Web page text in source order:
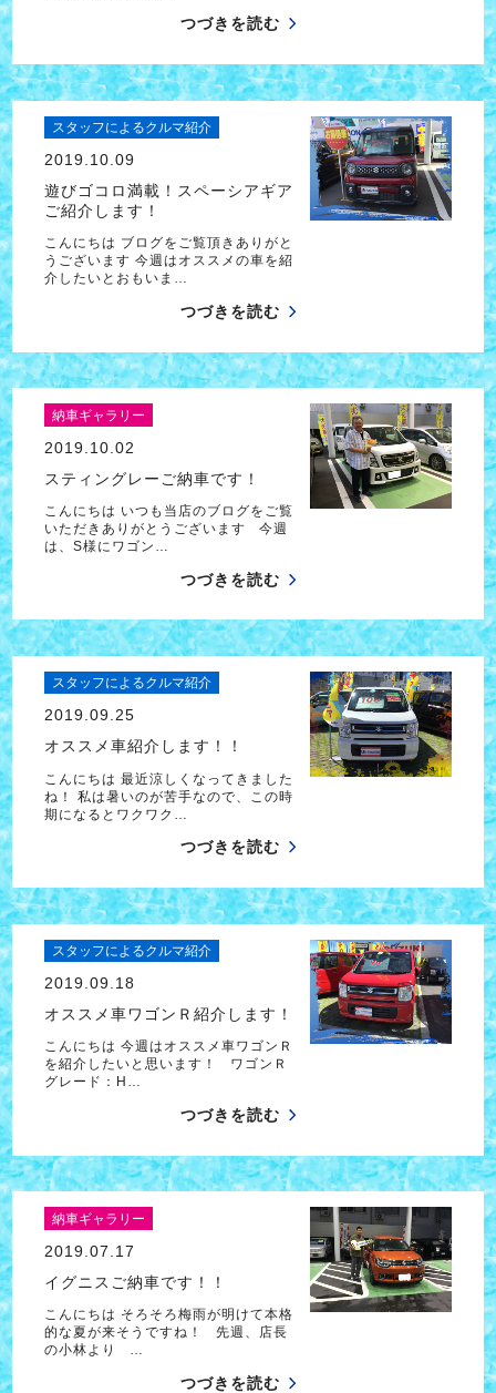
つづきを読む
スタッフによるクルマ紹介
2019.10.09
遊びゴコロ満載！スペーシアギア
ご紹介します！
こんにちは ブログをご覧頂きありがと
うございます 今週はオススメの車を紹
介したいとおもいま…
つづきを読む
納車ギャラリー
2019.10.02
スティングレーご納車です！
こんにちは いつも当店のブログをご覧
いただきありがとうございます 今週
は、S様にワゴン…
つづきを読む
スタッフによるクルマ紹介
2019.09.25
オススメ車紹介します！！
こんにちは 最近涼しくなってきました
ね！ 私は暑いのが苦手なので、この時
期になるとワクワク…
つづきを読む
スタッフによるクルマ紹介
2019.09.18
オススメ車ワゴンＲ紹介します！
こんにちは 今週はオススメ車ワゴンＲ
を紹介したいと思います！ ワゴンＲ
グレード：H…
つづきを読む
納車ギャラリー
2019.07.17
イグニスご納車です！！
こんにちは そろそろ梅雨が明けて本格
的な夏が来そうですね！ 先週、店長
の小林より …
つづきを読む